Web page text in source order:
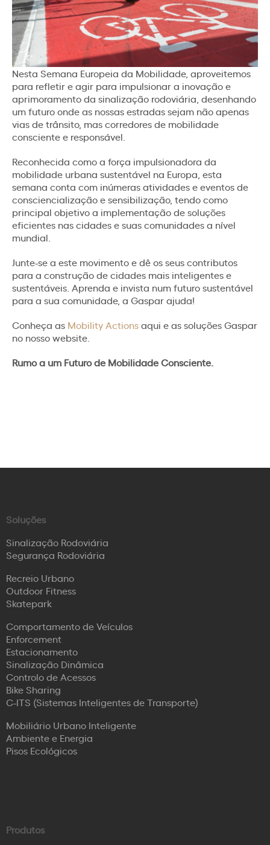
Nesta Semana Europeia da Mobilidade, aproveitemos
para refletir e agir para impulsionar a inovação e
aprimoramento da sinalização rodoviária, desenhando
um futuro onde as nossas estradas sejam não apenas
vias de trânsito, mas corredores de mobilidade
consciente e responsável.
Reconhecida como a força impulsionadora da
mobilidade urbana sustentável na Europa, esta
semana conta com inúmeras atividades e eventos de
consciencialização e sensibilização, tendo como
principal objetivo a implementação de soluções
eficientes nas cidades e suas comunidades a nível
mundial.
Junte-se a este movimento e dê os seus contributos
para a construção de cidades mais inteligentes e
sustentáveis. Aprenda e invista num futuro sustentável
para a sua comunidade, a Gaspar ajuda!
Conheça as Mobility Actionsaqui e as soluções Gaspar
no nosso website.
Rumo a um Futuro de Mobilidade Consciente.
Soluções
Sinalização Rodoviária
Segurança Rodoviária
Recreio Urbano
Outdoor Fitness
Skatepark
Comportamento de Veículos
Enforcement
Estacionamento
Sinalização Dinâmica
Controlo de Acessos
Bike Sharing
C-ITS (Sistemas Inteligentes de Transporte)
Mobiliário Urbano Inteligente
Ambiente e Energia
Pisos Ecológicos
Produtos